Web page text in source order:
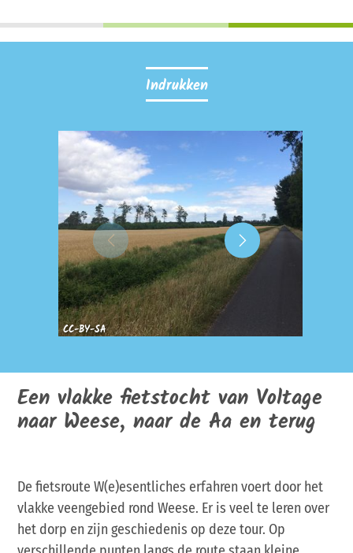
Indrukken
CC-BY-SA
Een vlakke fietstocht van Voltage
naar Weese, naar de Aa en terug
De fietsroute W(e)esentliches erfahren voert door het
vlakke veengebied rond Weese. Er is veel te leren over
het dorp en zijn geschiedenis op deze tour. Op